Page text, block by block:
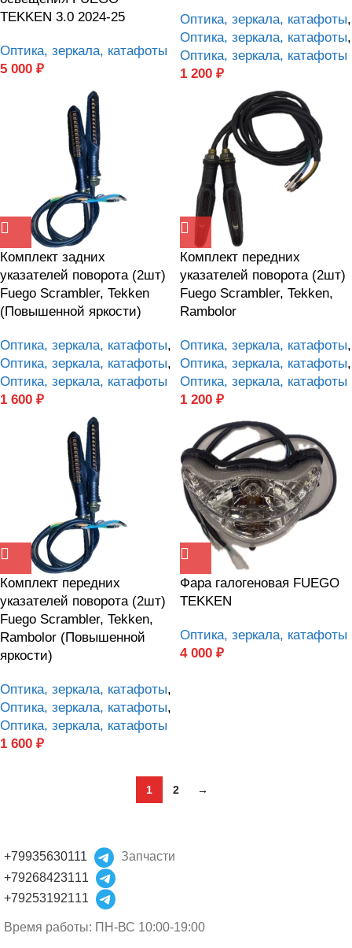
TEKKEN 3.0 2024-25
Оптика, зеркала, катафоты
5 000 ₽
Оптика, зеркала, катафоты,
Оптика, зеркала, катафоты,
Оптика, зеркала, катафоты
1 200 ₽
Комплект задних
указателей поворота (2шт)
Fuego Scrambler, Tekken
(Повышенной яркости)
Оптика, зеркала, катафоты,
Оптика, зеркала, катафоты,
Оптика, зеркала, катафоты
1 600 ₽
Комплект передних
указателей поворота (2шт)
Fuego Scrambler, Tekken,
Rambolor
Оптика, зеркала, катафоты,
Оптика, зеркала, катафоты,
Оптика, зеркала, катафоты
1 200 ₽
Комплект передних
указателей поворота (2шт)
Fuego Scrambler, Tekken,
Rambolor (Повышенной
яркости)
Оптика, зеркала, катафоты,
Оптика, зеркала, катафоты,
Оптика, зеркала, катафоты
1 600 ₽
Фара галогеновая FUEGO
TEKKEN
Оптика, зеркала, катафоты
4 000 ₽
1 2 →
+79935630111
Запчасти
+79268423111
+79253192111
Время работы: ПН-ВС 10:00-19:00